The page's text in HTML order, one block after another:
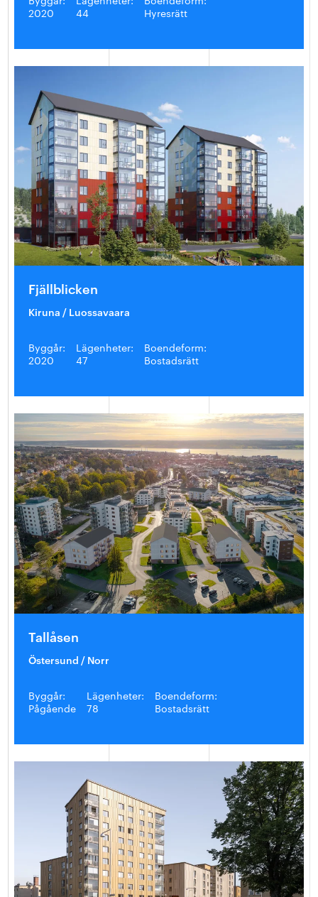
2020
44
Hyresrätt
Fjällblicken
Kiruna / Luossavaara
Byggår:
2020
Lägenheter:
47
Boendeform:
Bostadsrätt
Tallåsen
Östersund / Norr
Byggår:
Pågående
Lägenheter:
78
Boendeform:
Bostadsrätt